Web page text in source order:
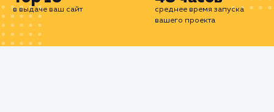
Мы готовы помочь вам использовать
возможности социальных сетей для